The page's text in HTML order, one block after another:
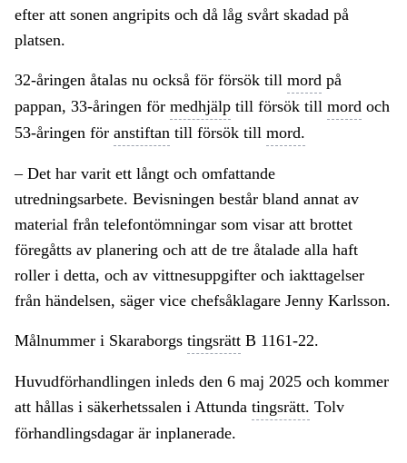
efter att sonen angripits och då låg svårt skadad på
platsen.
32-åringen åtalas nu också för försök till mord på
pappan, 33-åringen för medhjälp till försök till mord och
53-åringen för anstiftan till försök till mord.
– Det har varit ett långt och omfattande
utredningsarbete. Bevisningen består bland annat av
material från telefontömningar som visar att brottet
föregåtts av planering och att de tre åtalade alla haft
roller i detta, och av vittnesuppgifter och iakttagelser
från händelsen, säger vice chefsåklagare Jenny Karlsson.
Målnummer i Skaraborgs tingsrätt B 1161-22.
Huvudförhandlingen inleds den 6 maj 2025 och kommer
att hållas i säkerhetssalen i Attunda tingsrätt. Tolv
förhandlingsdagar är inplanerade.